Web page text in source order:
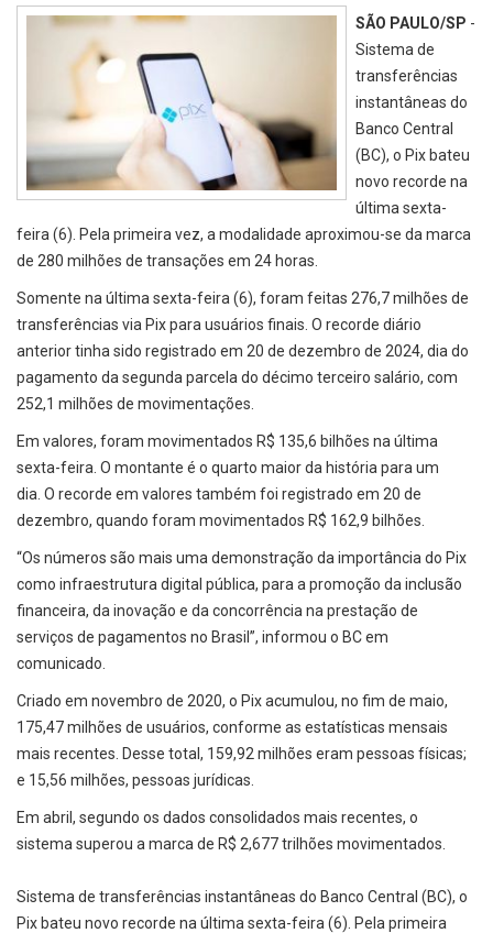
SÃO PAULO/SP -
Sistema de
transferências
instantâneas do
Banco Central
(BC), o Pix bateu
novo recorde na
última sexta-
feira (6). Pela primeira vez, a modalidade aproximou-se da marca
de 280 milhões de transações em 24 horas.
Somente na última sexta-feira (6), foram feitas 276,7 milhões de
transferências via Pix para usuários finais. O recorde diário
anterior tinha sido registrado em 20 de dezembro de 2024, dia do
pagamento da segunda parcela do décimo terceiro salário, com
252,1 milhões de movimentações.
Em valores, foram movimentados R$ 135,6 bilhões na última
sexta-feira. O montante é o quarto maior da história para um
dia. O recorde em valores também foi registrado em 20 de
dezembro, quando foram movimentados R$ 162,9 bilhões.
“Os números são mais uma demonstração da importância do Pix
como infraestrutura digital pública, para a promoção da inclusão
financeira, da inovação e da concorrência na prestação de
serviços de pagamentos no Brasil”, informou o BC em
comunicado.
Criado em novembro de 2020, o Pix acumulou, no fim de maio,
175,47 milhões de usuários, conforme as estatísticas mensais
mais recentes. Desse total, 159,92 milhões eram pessoas físicas;
e 15,56 milhões, pessoas jurídicas.
Em abril, segundo os dados consolidados mais recentes, o
sistema superou a marca de R$ 2,677 trilhões movimentados.
Sistema de transferências instantâneas do Banco Central (BC), o
Pix bateu novo recorde na última sexta-feira (6). Pela primeira